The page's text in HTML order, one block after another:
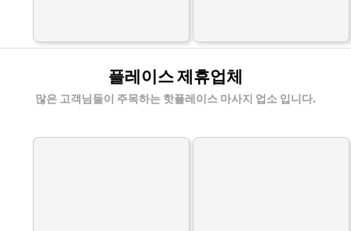
플레이스 제휴업체
많은 고객님들이 주목하는 핫플레이스 마사지 업소 입니다.